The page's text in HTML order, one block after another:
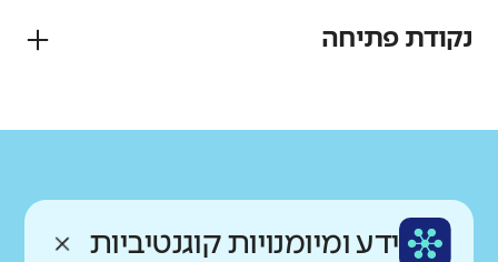
פיקוח
עברית ותיק
נקודת פתיחה
רקע חברתי כלכלי
נמוך ידע ומיומנויות קוגנטיביות